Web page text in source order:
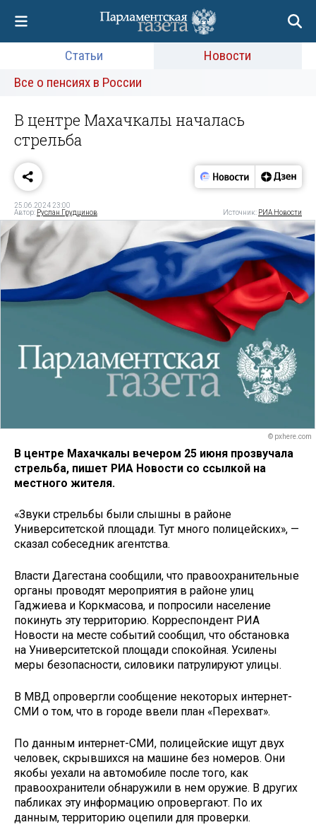
Статьи
Новости
Все о пенсиях в России
В центре Махачкалы началась
стрельба
25.06.2024 23:00
Автор: Руслан Грудцинов Источник: РИА Новости
© pxhere.com
В центре Махачкалы вечером 25 июня прозвучала
стрельба, пишет РИА Новости со ссылкой на
местного жителя.
«Звуки стрельбы были слышны в районе
Университетской площади. Тут много полицейских», —
сказал собеседник агентства.
Власти Дагестана сообщили, что правоохранительные
органы проводят мероприятия в районе улиц
Гаджиева и Коркмасова, и попросили население
покинуть эту территорию. Корреспондент РИА
Новости на месте событий сообщил, что обстановка
на Университетской площади спокойная. Усилены
меры безопасности, силовики патрулируют улицы.
В МВД опровергли сообщение некоторых интернет-
СМИ о том, что в городе ввели план «Перехват».
По данным интернет-СМИ, полицейские ищут двух
человек, скрывшихся на машине без номеров. Они
якобы уехали на автомобиле после того, как
правоохранители обнаружили в нем оружие. В других
пабликах эту информацию опровергают. По их
данным, территорию оцепили для проверки.